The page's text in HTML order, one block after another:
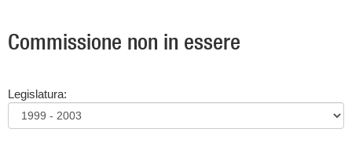
Commissione non in essere
Legislatura: